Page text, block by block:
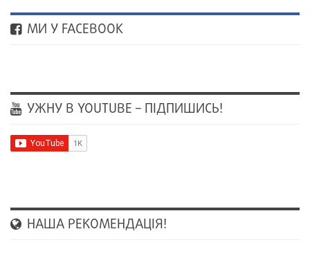
МИ У FACEBOOK
УЖНУ В YOUTUBE – ПІДПИШИСЬ!
НАША РЕКОМЕНДАЦІЯ!